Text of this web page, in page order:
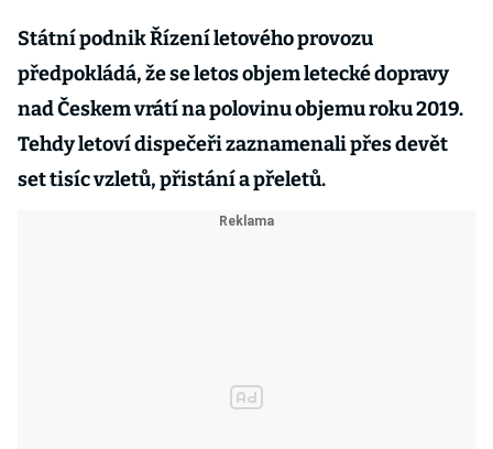
Státní podnik Řízení letového provozu
předpokládá, že se letos objem letecké dopravy
nad Českem vrátí na polovinu objemu roku 2019.
Tehdy letoví dispečeři zaznamenali přes devět
set tisíc vzletů, přistání a přeletů.